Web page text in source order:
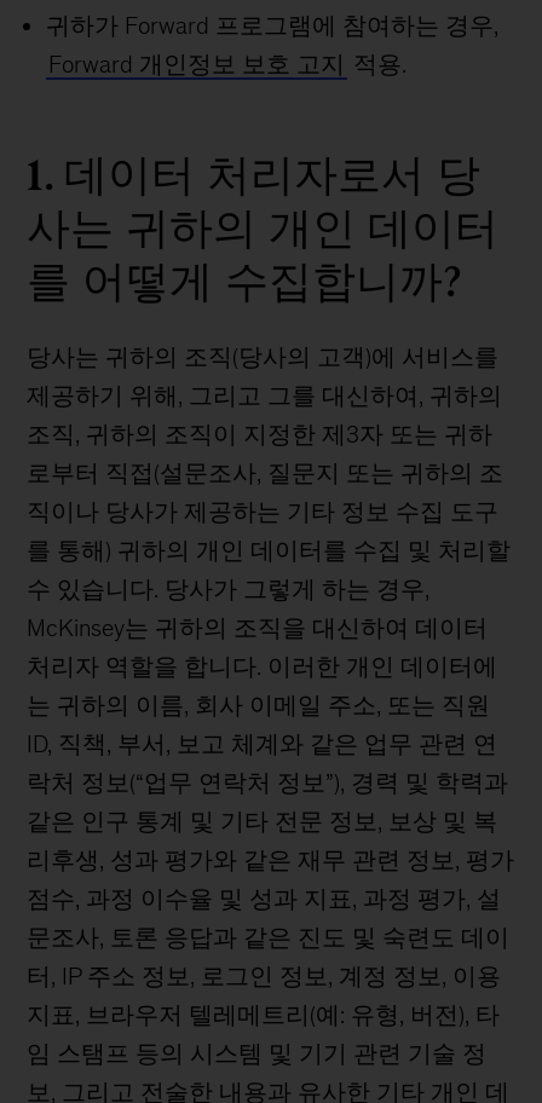
귀하가 Forward 프로그램에 참여하는 경우,
Forward 개인정보 보호 고지
적용.
1. 데이터 처리자로서 당
사는 귀하의 개인 데이터
를 어떻게 수집합니까?
당사는 귀하의 조직(당사의 고객)에 서비스를
제공하기 위해, 그리고 그를 대신하여, 귀하의
조직, 귀하의 조직이 지정한 제3자 또는 귀하
로부터 직접(설문조사, 질문지 또는 귀하의 조
직이나 당사가 제공하는 기타 정보 수집 도구
를 통해) 귀하의 개인 데이터를 수집 및 처리할
수 있습니다. 당사가 그렇게 하는 경우,
McKinsey는 귀하의 조직을 대신하여 데이터
처리자 역할을 합니다. 이러한 개인 데이터에
는 귀하의 이름, 회사 이메일 주소, 또는 직원
ID, 직책, 부서, 보고 체계와 같은 업무 관련 연
락처 정보(“업무 연락처 정보”), 경력 및 학력과
같은 인구 통계 및 기타 전문 정보, 보상 및 복
리후생, 성과 평가와 같은 재무 관련 정보, 평가
점수, 과정 이수율 및 성과 지표, 과정 평가, 설
문조사, 토론 응답과 같은 진도 및 숙련도 데이
터, IP 주소 정보, 로그인 정보, 계정 정보, 이용
지표, 브라우저 텔레메트리(예: 유형, 버전), 타
임 스탬프 등의 시스템 및 기기 관련 기술 정
보, 그리고 전술한 내용과 유사한 기타 개인 데